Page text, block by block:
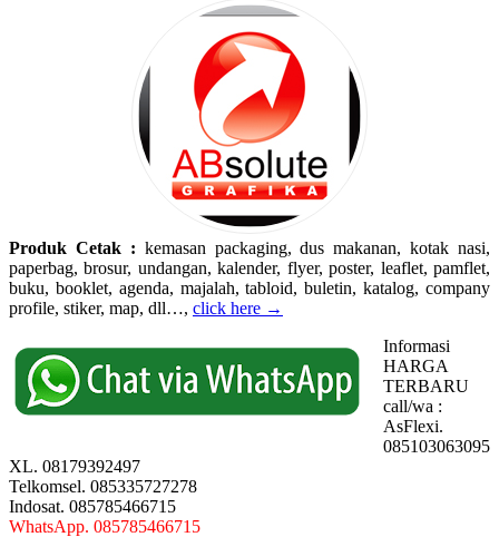
Produk Cetak : kemasan packaging, dus makanan, kotak nasi,
paperbag, brosur, undangan, kalender, flyer, poster, leaflet, pamflet,
buku, booklet, agenda, majalah, tabloid, buletin, katalog, company
profile, stiker, map, dll…, click here →
Informasi
HARGA
TERBARU
call/wa :
AsFlexi.
085103063095
XL. 08179392497
Telkomsel. 085335727278
Indosat. 085785466715
WhatsApp. 085785466715